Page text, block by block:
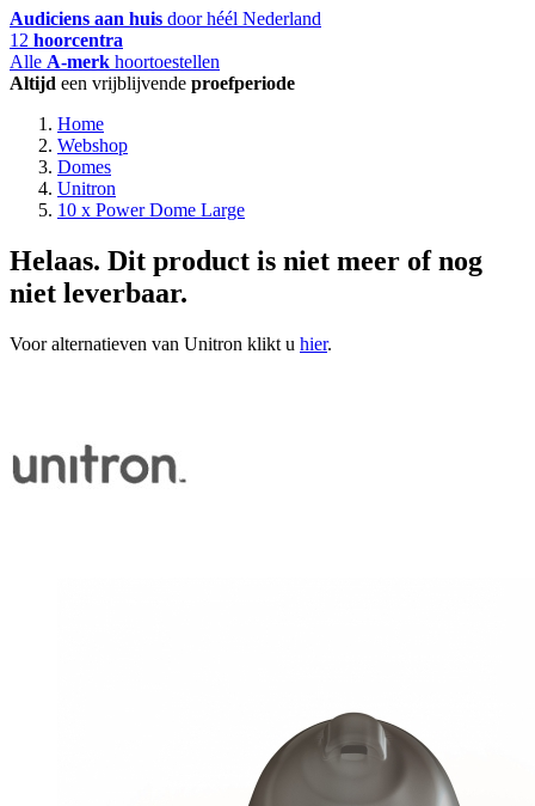
Audiciens aan huis door héél Nederland
12 hoorcentra
Alle A-merk hoortoestellen
Altijd een vrijblijvende proefperiode
Home
Webshop
Domes
Unitron
10 x Power Dome Large
Helaas. Dit product is niet meer of nog
niet leverbaar.
Voor alternatieven van Unitron klikt u hier.